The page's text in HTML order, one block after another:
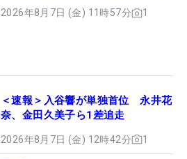
2026年8月7日 (金) 11時57分 1
＜速報＞入谷響が単独首位 永井花
奈、金田久美子ら1差追走
2026年8月7日 (金) 12時42分 1